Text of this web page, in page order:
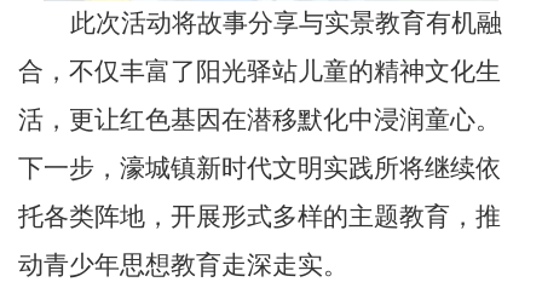
此次活动将故事分享与实景教育有机融
合，不仅丰富了阳光驿站儿童的精神文化生
活，更让红色基因在潜移默化中浸润童心。
下一步，濠城镇新时代文明实践所将继续依
托各类阵地，开展形式多样的主题教育，推
动青少年思想教育走深走实。